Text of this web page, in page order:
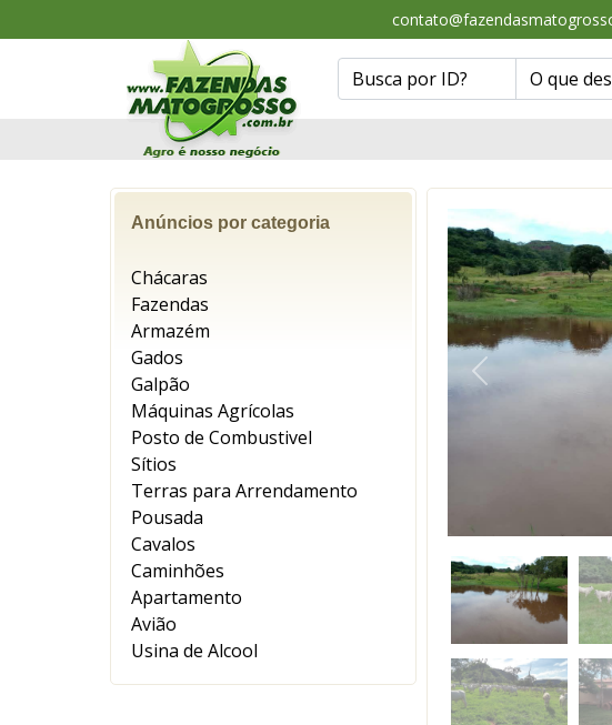
Anúncios por categoria
Chácaras
Fazendas
Armazém
Gados
Galpão
Máquinas Agrícolas
Posto de Combustivel
Sítios
Terras para Arrendamento
Pousada
Cavalos
Caminhões
Apartamento
Avião
Usina de Alcool